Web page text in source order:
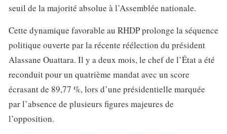
seuil de la majorité absolue à l’Assemblée nationale.
Cette dynamique favorable au RHDP prolonge la séquence
politique ouverte par la récente réélection du président
Alassane Ouattara. Il y a deux mois, le chef de l’État a été
reconduit pour un quatrième mandat avec un score
écrasant de 89,77 %, lors d’une présidentielle marquée
par l’absence de plusieurs figures majeures de
l’opposition.